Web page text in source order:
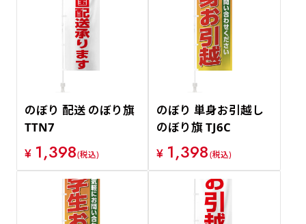
のぼり 配送 のぼり旗
TTN7
¥ 1,398(税込)
のぼり 単身お引越し
のぼり旗 TJ6C
¥ 1,398(税込)